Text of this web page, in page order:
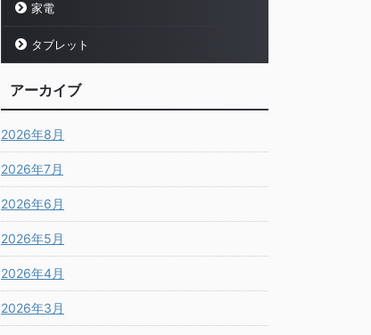
家電
タブレット
アーカイブ
2026年8月
2026年7月
2026年6月
2026年5月
2026年4月
2026年3月